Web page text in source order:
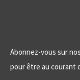
Abonnez-vous sur
pour être au courant